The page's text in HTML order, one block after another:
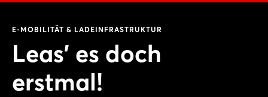
E-MOBILITÄT & LADEINFRASTRUKTUR
Leas’ es doch
erstmal!